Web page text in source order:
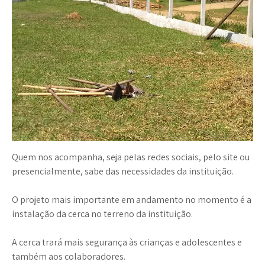
Quem nos acompanha, seja pelas redes sociais, pelo site ou
presencialmente, sabe das necessidades da instituição.
O projeto mais importante em andamento no momento é a
instalação da cerca no terreno da instituição.
A cerca trará mais segurança às crianças e adolescentes e
também aos colaboradores.